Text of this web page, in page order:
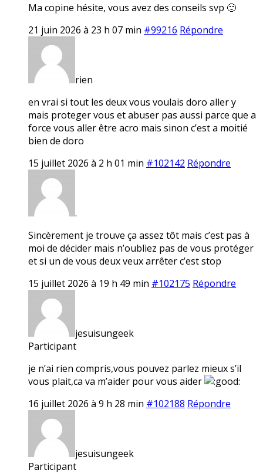
Ma copine hésite, vous avez des conseils svp 🙂
21 juin 2026 à 23 h 07 min #99216 Répondre
rien
en vrai si tout les deux vous voulais doro aller y
mais proteger vous et abuser pas aussi parce que a
force vous aller être acro mais sinon c’est a moitié
bien de doro
15 juillet 2026 à 2 h 01 min #102142 Répondre
.
Sincèrement je trouve ça assez tôt mais c’est pas à
moi de décider mais n’oubliez pas de vous protéger
et si un de vous deux veux arrêter c’est stop
15 juillet 2026 à 19 h 49 min #102175 Répondre
jesuisungeek
Participant
je n’ai rien compris,vous pouvez parlez mieux s’il
vous plait,ca va m’aider pour vous aider
16 juillet 2026 à 9 h 28 min #102188 Répondre
jesuisungeek
Participant